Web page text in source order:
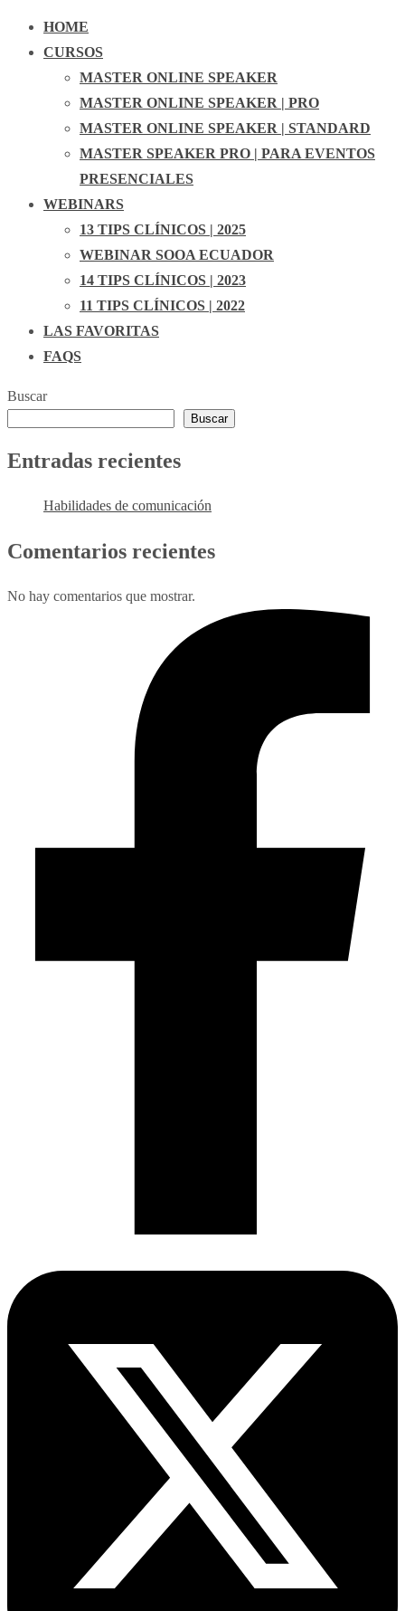
HOME
CURSOS
MASTER ONLINE SPEAKER
MASTER ONLINE SPEAKER | PRO
MASTER ONLINE SPEAKER | STANDARD
MASTER SPEAKER PRO | PARA EVENTOS
PRESENCIALES
WEBINARS
13 TIPS CLÍNICOS | 2025
WEBINAR SOOA ECUADOR
14 TIPS CLÍNICOS | 2023
11 TIPS CLÍNICOS | 2022
LAS FAVORITAS
FAQS
Buscar
Buscar
Entradas recientes
Habilidades de comunicación
Comentarios recientes
No hay comentarios que mostrar.